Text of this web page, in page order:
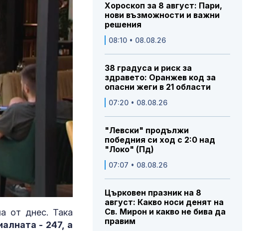
от днес. Така
- 247, a
Хороскоп за 8 август: Пари,
нови възможности и важни
решения
08:10 • 08.08.26
38 градуса и риск за
здравето: Оранжев код за
опасни жеги в 21 области
07:20 • 08.08.26
"Левски" продължи
победния си ход с 2:0 над
"Локо" (Пд)
07:07 • 08.08.26
Църковен празник на 8
август: Какво носи денят на
Св. Мирон и какво не бива да
правим